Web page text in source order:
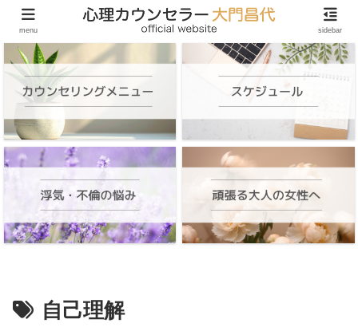
頑張る大人の女性のためのオンラインカウンセリング
自己理解
menu sidebar